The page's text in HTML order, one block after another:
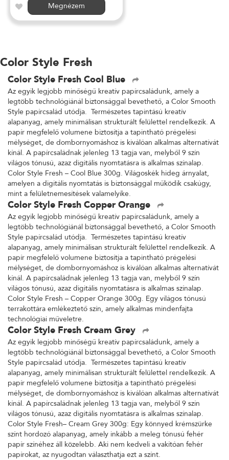
Megnézem
Color Style Fresh
Color Style Fresh Cool Blue
Az egyik legjobb minőségű kreatív papírcsaládunk, amely a
legtöbb technológiánál biztonsággal bevethető, a Color Smooth
Style papírcsalád utódja. Természetes tapintású kreatív
alapanyag, amely minimálisan strukturált felülettel rendelkezik. A
papír megfelelő volumene biztosítja a tapintható prégelési
mélységet, de dombornyomáshoz is kiválóan alkalmas alternatívát
kínál. A papírcsaládnak jelenleg 13 tagja van, melyből 9 szín
világos tónusú, azaz digitális nyomtatásra is alkalmas színalap.
Color Style Fresh – Cool Blue 300g. Világoskék hideg árnyalat,
amelyen a digitális nyomtatás is biztonsággal működik csakúgy,
mint a felületnemesítések valamelyike.
Color Style Fresh Copper Orange
Az egyik legjobb minőségű kreatív papírcsaládunk, amely a
legtöbb technológiánál biztonsággal bevethető, a Color Smooth
Style papírcsalád utódja. Természetes tapintású kreatív
alapanyag, amely minimálisan strukturált felülettel rendelkezik. A
papír megfelelő volumene biztosítja a tapintható prégelési
mélységet, de dombornyomáshoz is kiválóan alkalmas alternatívát
kínál. A papírcsaládnak jelenleg 13 tagja van, melyből 9 szín
világos tónusú, azaz digitális nyomtatásra is alkalmas színalap.
Color Style Fresh – Copper Orange 300g. Egy világos tónusú
terrakottára emlékeztető szín, amely alkalmas mindenfajta
technológiai műveletre.
Color Style Fresh Cream Grey
Az egyik legjobb minőségű kreatív papírcsaládunk, amely a
legtöbb technológiánál biztonsággal bevethető, a Color Smooth
Style papírcsalád utódja. Természetes tapintású kreatív
alapanyag, amely minimálisan strukturált felülettel rendelkezik. A
papír megfelelő volumene biztosítja a tapintható prégelési
mélységet, de dombornyomáshoz is kiválóan alkalmas alternatívát
kínál. A papírcsaládnak jelenleg 13 tagja van, melyből 9 szín
világos tónusú, azaz digitális nyomtatásra is alkalmas színalap.
Color Style Fresh– Cream Grey 300g: Egy könnyed krémszürke
színt hordozó alapanyag, amely inkább a meleg tónusú fehér
papír színéhez áll közelebb. Aki nem kedveli a vakítóan fehér
papírokat, az nyugodtan választhatja ezt a színt.